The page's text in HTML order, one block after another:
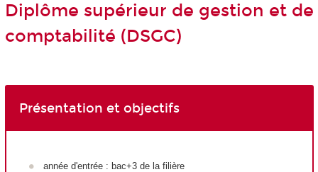
Diplôme supérieur de gestion et de
comptabilité (DSGC)
Présentation et objectifs
année d'entrée : bac+3 de la filière